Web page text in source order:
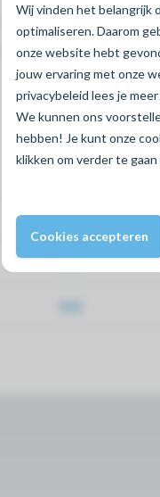
Wij vinden het belangrijk
optimaliseren. Daarom
onze website hebt
jouw ervaring met onze
privacybeleid lees je
We kunnen ons
hebben! Je kunt onze
klikken om verder te
Cookies accepteren
gat 49 cm
Beton
900